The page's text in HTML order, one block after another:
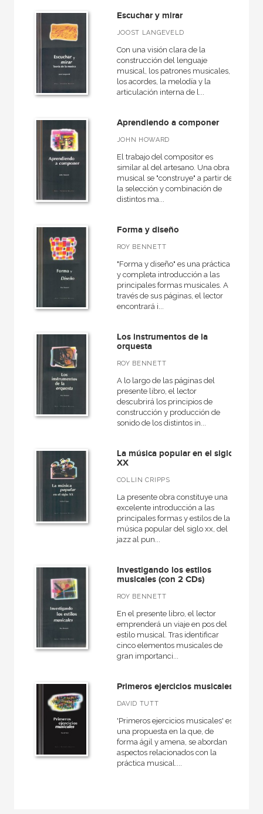
Didáctica de la música
Teoría de la música
NUESTRAS COLECCIONES
50 Aniversario
Arquitectura (textos de arquitectura)
Artefactos
Básica de bolsillo
Básica de Bolsillo  Adorno. Obra completa
Caprichos
Cuestiones de antagonismo
Epistemologías del Sur
Fuentes de arte
Fuera de colección - H.Blume
Fundamentos
Grandes temas  Gran formato
Investigación
Música, didáctica de la
Musica, Entorno musical
VER TODAS... (27)
NUESTROS FORMATOS
Escuchar y mirar
JOOST LANGEVELD
Con una visión clara de la
construcción del lenguaje
musical, los patrones musicales,
los acordes, la melodía y la
articulación interna de l...
Aprendiendo a componer
JOHN HOWARD
El trabajo del compositor es
similar al del artesano. Una obra
musical se "construye" a partir de
la selección y combinación de
distintos ma...
Forma y diseño
ROY BENNETT
"Forma y diseño" es una práctica
y completa introducción a las
principales formas musicales. A
través de sus páginas, el lector
encontrará i...
Los instrumentos de la
orquesta
ROY BENNETT
A lo largo de las páginas del
presente libro, el lector
descubrirá los principios de
construcción y producción de
sonido de los distintos in...
La música popular en el siglo
XX
COLLIN CRIPPS
La presente obra constituye una
excelente introducción a las
principales formas y estilos de la
música popular del siglo xx, del
jazz al pun...
Investigando los estilos
musicales (con 2 CDs)
ROY BENNETT
En el presente libro, el lector
emprenderá un viaje en pos del
estilo musical. Tras identificar
cinco elementos musicales de
gran importanci...
Primeros ejercicios musicales
DAVID TUTT
'Primeros ejercicios musicales' es
una propuesta en la que, de
forma ágil y amena, se abordan
aspectos relacionados con la
práctica musical....